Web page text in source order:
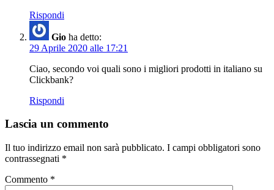
Rispondi
Gio ha detto:
29 Aprile 2020 alle 17:21
Ciao, secondo voi quali sono i migliori prodotti in italiano su
Clickbank?
Rispondi
Lascia un commento
Il tuo indirizzo email non sarà pubblicato. I campi obbligatori sono
contrassegnati *
Commento *